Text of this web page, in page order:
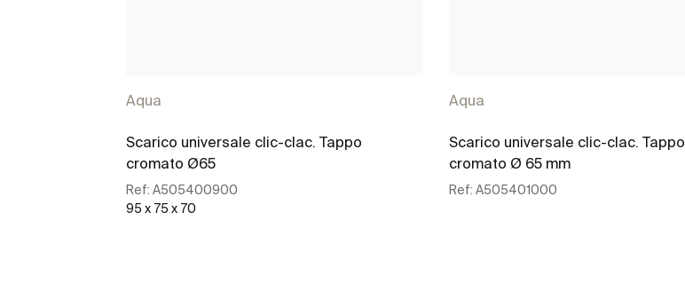
Aqua
Scarico universale clic-clac. Tappo
cromato Ø65
Ref: A505400900
95 x 75 x 70
Aqua
Scarico universale clic-clac. Tappo
cromato Ø 65 mm
Ref: A505401000